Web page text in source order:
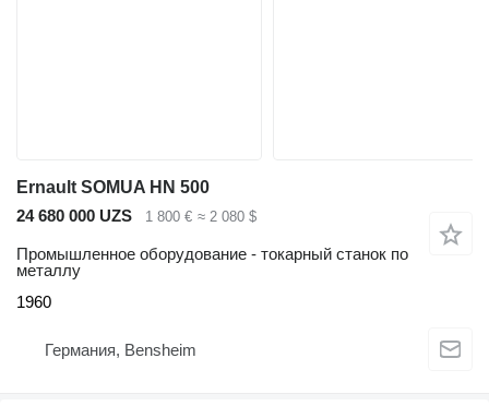
Ernault SOMUA HN 500
24 680 000 UZS
1 800 € ≈ 2 080 $
Промышленное оборудование - токарный станок по
металлу
1960
Германия, Bensheim